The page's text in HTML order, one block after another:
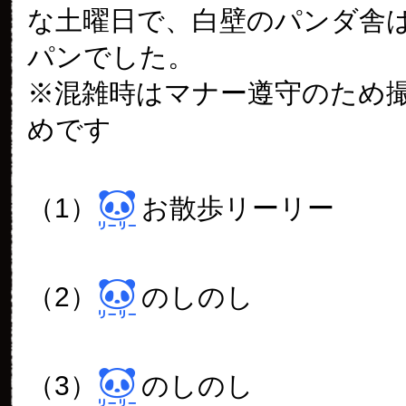
な土曜日で、白壁のパンダ舎
パンでした。
※混雑時はマナー遵守のため
めです
（1） お散歩リーリー
（2） のしのし
（3） のしのし